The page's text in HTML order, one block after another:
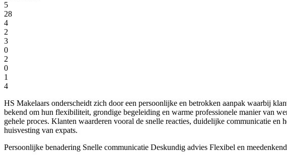
5
28
4
2
3
0
2
0
1
4
HS Makelaars onderscheidt zich door een persoonlijke en betrokken aanpak waarbij
bekend om hun flexibiliteit, grondige begeleiding en warme professionele manier van
gehele proces. Klanten waarderen vooral de snelle reacties, duidelijke communicatie
huisvesting van expats.
Persoonlijke benadering Snelle communicatie Deskundig advies Flexibel en meedenkend